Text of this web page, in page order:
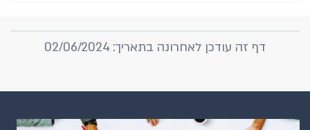
דף זה עודכן לאחרונה בתאריך: 02/06/2024